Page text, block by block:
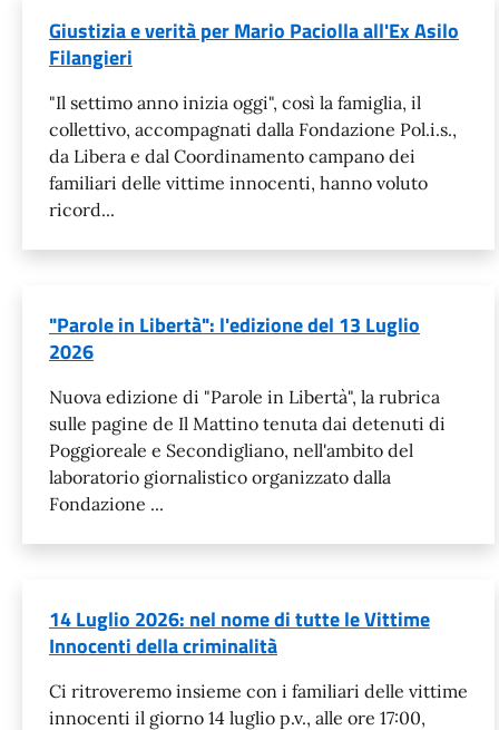
Giustizia e verità per Mario Paciolla all'Ex Asilo
Filangieri
"Il settimo anno inizia oggi", così la famiglia, il
collettivo, accompagnati dalla Fondazione Pol.i.s.,
da Libera e dal Coordinamento campano dei
familiari delle vittime innocenti, hanno voluto
ricord...
"Parole in Libertà": l'edizione del 13 Luglio
2026
Nuova edizione di "Parole in Libertà", la rubrica
sulle pagine de Il Mattino tenuta dai detenuti di
Poggioreale e Secondigliano, nell'ambito del
laboratorio giornalistico organizzato dalla
Fondazione ...
14 Luglio 2026: nel nome di tutte le Vittime
Innocenti della criminalità
Ci ritroveremo insieme con i familiari delle vittime
innocenti il giorno 14 luglio p.v., alle ore 17:00,